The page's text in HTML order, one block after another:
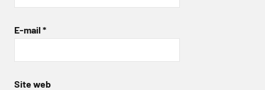
E-mail *
Site web